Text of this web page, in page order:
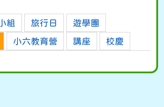
組 旅行日 遊學團
小六教育營 講座 校慶